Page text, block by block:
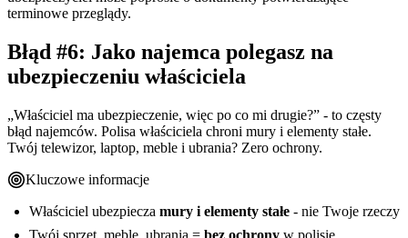
terminowe przeglądy.
Błąd #6: Jako najemca polegasz na
ubezpieczeniu właściciela
„Właściciel ma ubezpieczenie, więc po co mi drugie?” - to częsty
błąd najemców. Polisa właściciela chroni mury i elementy stałe.
Twój telewizor, laptop, meble i ubrania? Zero ochrony.
Kluczowe informacje
Właściciel ubezpiecza mury i elementy stałe - nie Twoje rzeczy
Twój sprzęt, meble, ubrania = bez ochrony w polisie